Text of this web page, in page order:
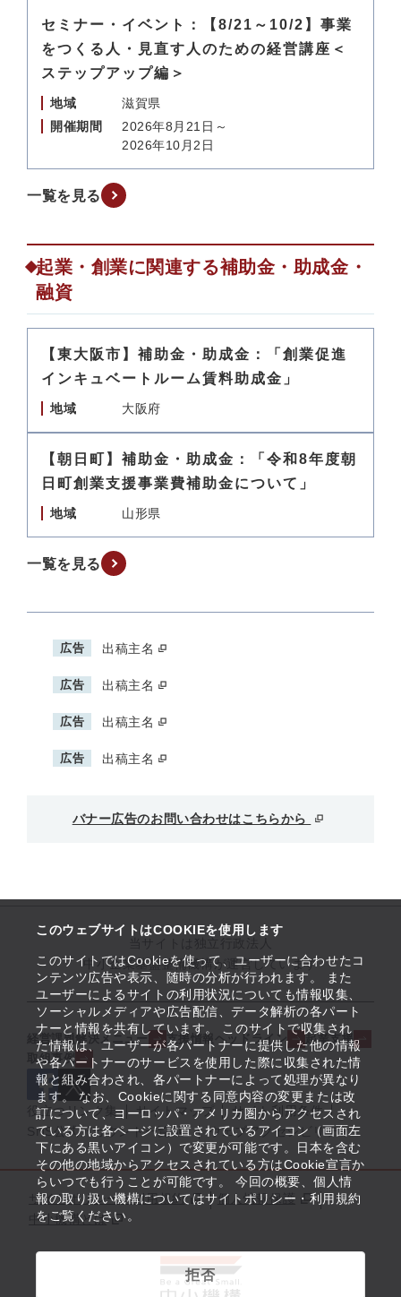
このウェブサイトはCOOKIEを使用します
このサイトではCookieを使って、ユーザーに合わせたコ
ンテンツ広告や表示、随時の分析が行われます。 また
ユーザーによるサイトの利用状況についても情報収集、
ソーシャルメディアや広告配信、データ解析の各パート
ナーと情報を共有しています。 このサイトで収集され
た情報は、ユーザーが各パートナーに提供した他の情報
や各パートナーのサービスを使用した際に収集された情
報と組み合わされ、各パートナーによって処理が異なり
ます。 なお、Cookieに関する同意内容の変更または改
訂について、ヨーロッパ・アメリカ圏からアクセスされ
ている方は各ページに設置されているアイコン（画面左
下にある黒いアイコン）で変更が可能です。日本を含む
その他の地域からアクセスされている方はCookie宣言か
らいつでも行うことが可能です。 今回の概要、個人情
報の取り扱い機構についてはサイトポリシー・利用規約
をご覧ください。
拒否
セミナー・イベント：【8/21～10/2】事業
をつくる人・見直す人のための経営講座＜
ステップアップ編＞
地域
滋賀県
開催期間
2026年8月21日～
2026年10月2日
一覧を見る
起業・創業に関連する補助金・助成金・
融資
【東大阪市】補助金・助成金：「創業促進
インキュベートルーム賃料助成金」
地域 大阪府
【朝日町】補助金・助成金：「令和8年度朝
日町創業支援事業費補助金について」
地域 山形県
一覧を見る
広告 出稿主名
広告 出稿主名
広告 出稿主名
広告 出稿主名
バナー広告のお問い合わせはこちらから
中小企業基盤整備機構が運営しています
経営課題解決メニュー 支援情報ヘッドライン
起業支援
取組事例
役立つリンク集 サイトマップ
サイト利用条件
SNS公式アカウント一覧
ウェブアクセシビリティ
サイトポリシー・利用規約
個人情報保護
中小機構とは